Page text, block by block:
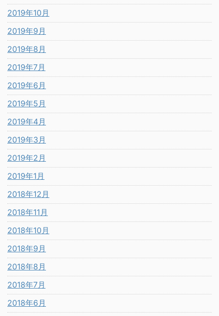
2019年10月
2019年9月
2019年8月
2019年7月
2019年6月
2019年5月
2019年4月
2019年3月
2019年2月
2019年1月
2018年12月
2018年11月
2018年10月
2018年9月
2018年8月
2018年7月
2018年6月